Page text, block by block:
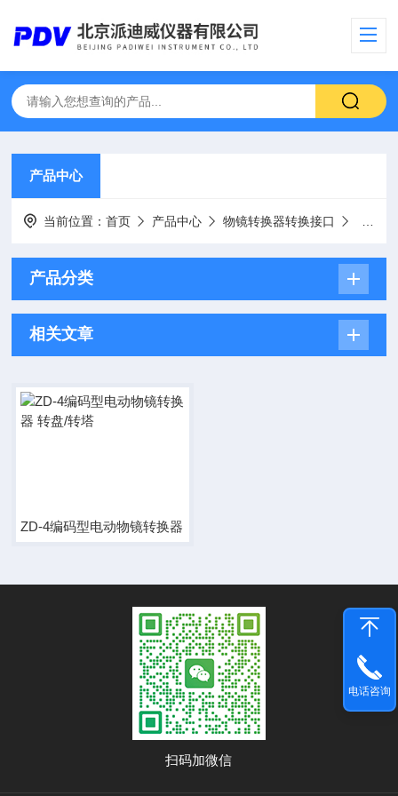
产品中心
当前位置：首页 产品中心 物镜转换器转换接口
产品分类
相关文章
ZD-4编码型电动物镜转换器 转盘/转塔
扫码加微信
电话咨询